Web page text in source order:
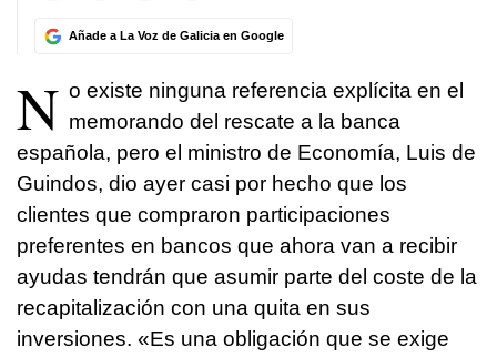
Añade a La Voz de Galicia en Google
N o existe ninguna referencia explícita en el
memorando del rescate a la banca
española, pero el ministro de Economía, Luis de
Guindos, dio ayer casi por hecho que los
clientes que compraron participaciones
preferentes en bancos que ahora van a recibir
ayudas tendrán que asumir parte del coste de la
recapitalización con una quita en sus
inversiones. «Es una obligación que se exige